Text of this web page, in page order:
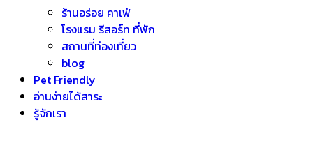
ร้านอร่อย คาเฟ่
โรงแรม รีสอร์ท ที่พัก
สถานที่ท่องเที่ยว
blog
Pet Friendly
อ่านง่ายได้สาระ
รู้จักเรา